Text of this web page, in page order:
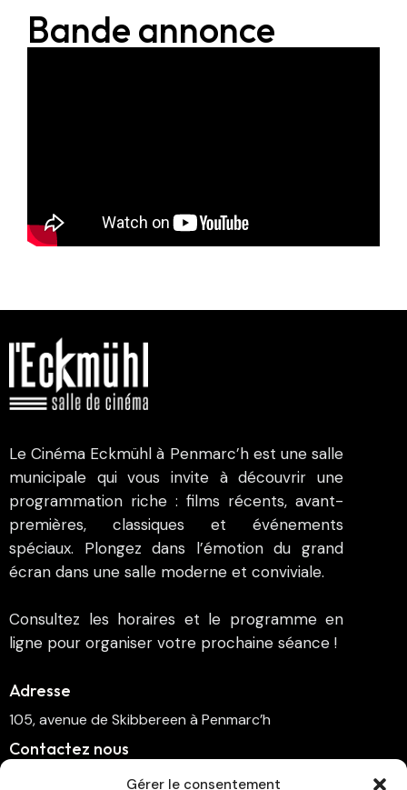
Gérer le consentement
Bande annonce
Le Cinéma Eckmühl à Penmarc’h est une salle
municipale qui vous invite à découvrir une
programmation riche : films récents, avant-
premières, classiques et événements
spéciaux. Plongez dans l’émotion du grand
écran dans une salle moderne et conviviale.
Consultez les horaires et le programme en
ligne pour organiser votre prochaine séance !
Adresse
105, avenue de Skibbereen à Penmarc’h
Contactez nous
cinema.penmarch@orange.fr